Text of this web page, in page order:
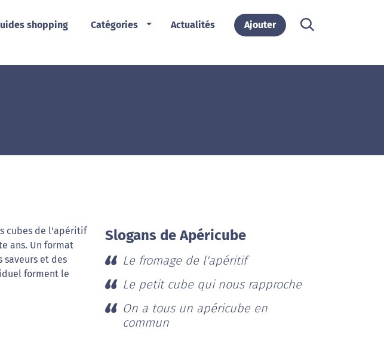
shopping Catégories Actualités Ajouter
cubes de l'apéritif
ans. Un format
saveurs et des
forment le
Slogans de Apéricube
Le fromage de l'apéritif
Le petit cube qui nous rapproche
On a tous un apéricube en
commun